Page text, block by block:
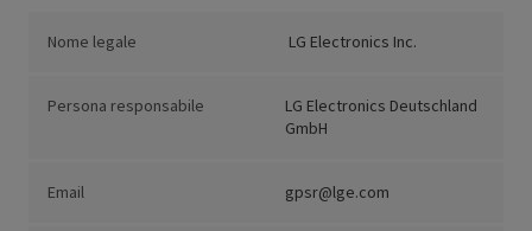
Nome legale LG Electronics Inc.
Persona responsabile
LG Electronics Deutschland
GmbH
Email gpsr@lge.com